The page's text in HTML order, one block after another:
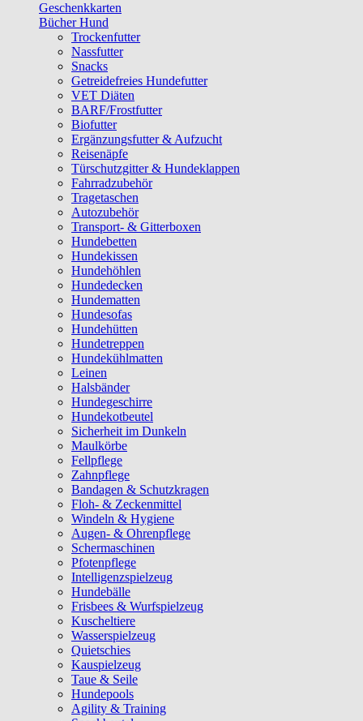
Geschenkkarten
Bücher Hund
Trockenfutter
Nassfutter
Snacks
Getreidefreies Hundefutter
VET Diäten
BARF/Frostfutter
Biofutter
Ergänzungsfutter & Aufzucht
Reisenäpfe
Türschutzgitter & Hundeklappen
Fahrradzubehör
Tragetaschen
Autozubehör
Transport- & Gitterboxen
Hundebetten
Hundekissen
Hundehöhlen
Hundedecken
Hundematten
Hundesofas
Hundehütten
Hundetreppen
Hundekühlmatten
Leinen
Halsbänder
Hundegeschirre
Hundekotbeutel
Sicherheit im Dunkeln
Maulkörbe
Fellpflege
Zahnpflege
Bandagen & Schutzkragen
Floh- & Zeckenmittel
Windeln & Hygiene
Augen- & Ohrenpflege
Schermaschinen
Pfotenpflege
Intelligenzspielzeug
Hundebälle
Frisbees & Wurfspielzeug
Kuscheltiere
Wasserspielzeug
Quietschies
Kauspielzeug
Taue & Seile
Hundepools
Agility & Training